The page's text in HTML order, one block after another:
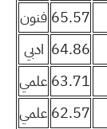
65.57 فنون
64.86 ادبي
63.71 علمي
62.57 علمي